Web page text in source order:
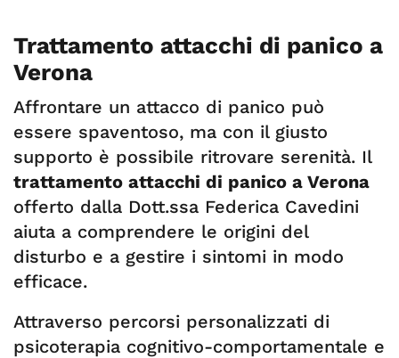
Trattamento attacchi di panico a
Verona
Affrontare un attacco di panico può
essere spaventoso, ma con il giusto
supporto è possibile ritrovare serenità. Il
trattamento attacchi di panico a Verona
offerto dalla Dott.ssa Federica Cavedini
aiuta a comprendere le origini del
disturbo e a gestire i sintomi in modo
efficace.
Attraverso percorsi personalizzati di
psicoterapia cognitivo-comportamentale e